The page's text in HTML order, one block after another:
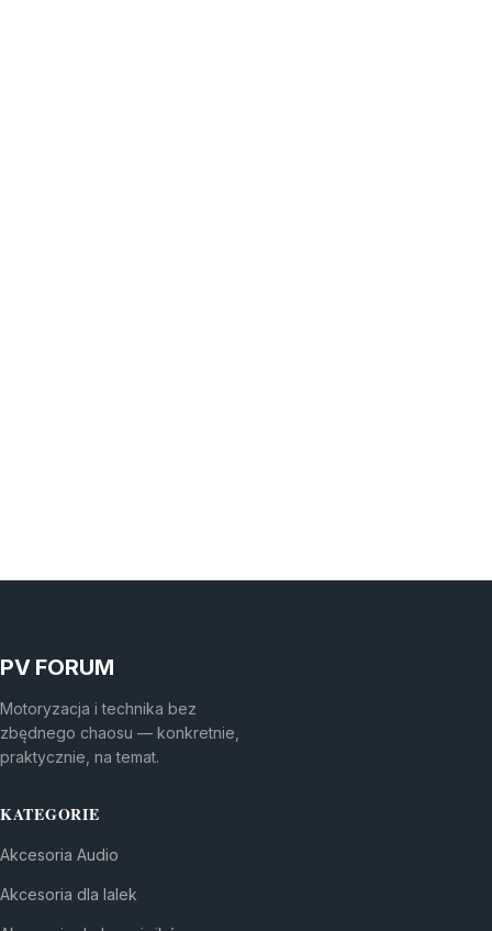
PV FORUM
Motoryzacja i technika bez
zbędnego chaosu — konkretnie,
praktycznie, na temat.
KATEGORIE
Akcesoria Audio
Akcesoria dla lalek